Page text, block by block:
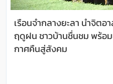
เรือนจำกลางยะลา นำจิตอ
ฤดูฝน ชาวบ้านชื่นชม พร้อม
กาศคืนสู่สังคม